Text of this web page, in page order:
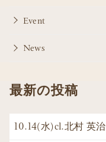
Event
News
最新の投稿
10.14(水)cl.北村 英治